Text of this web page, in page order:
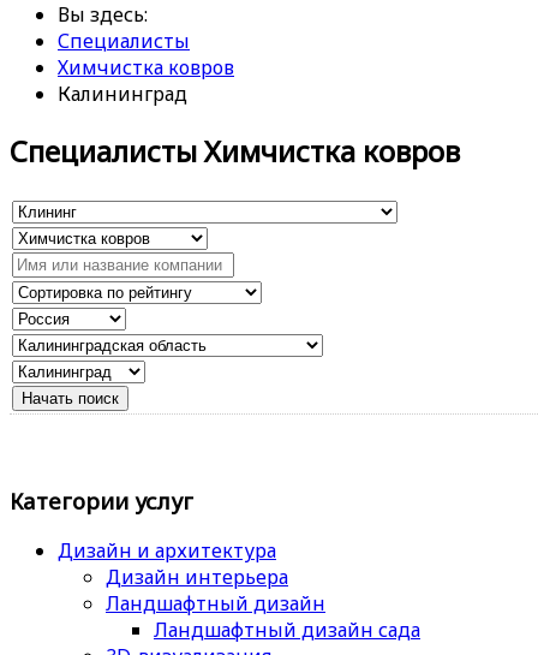
Вы здесь:
Специалисты
Химчистка ковров
Калининград
Специалисты Химчистка ковров
Категории услуг
Дизайн и архитектура
Дизайн интерьера
Ландшафтный дизайн
Ландшафтный дизайн сада